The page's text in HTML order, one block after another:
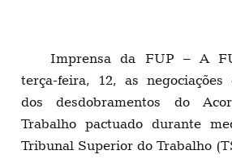
Imprensa da FUP – A
terça-feira, 12, as
dos desdobramentos do
Trabalho pactuado durante
Tribunal Superior do Trabalho